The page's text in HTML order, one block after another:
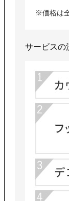
※価格は
サービスの